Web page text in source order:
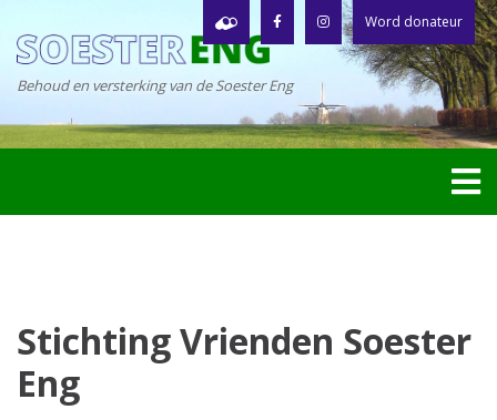
Word donateur
Behoud en versterking van de Soester Eng
Stichting Vrienden Soester
Eng